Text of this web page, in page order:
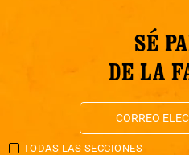
SÉ
DE LA
TODAS LAS SECCIONES